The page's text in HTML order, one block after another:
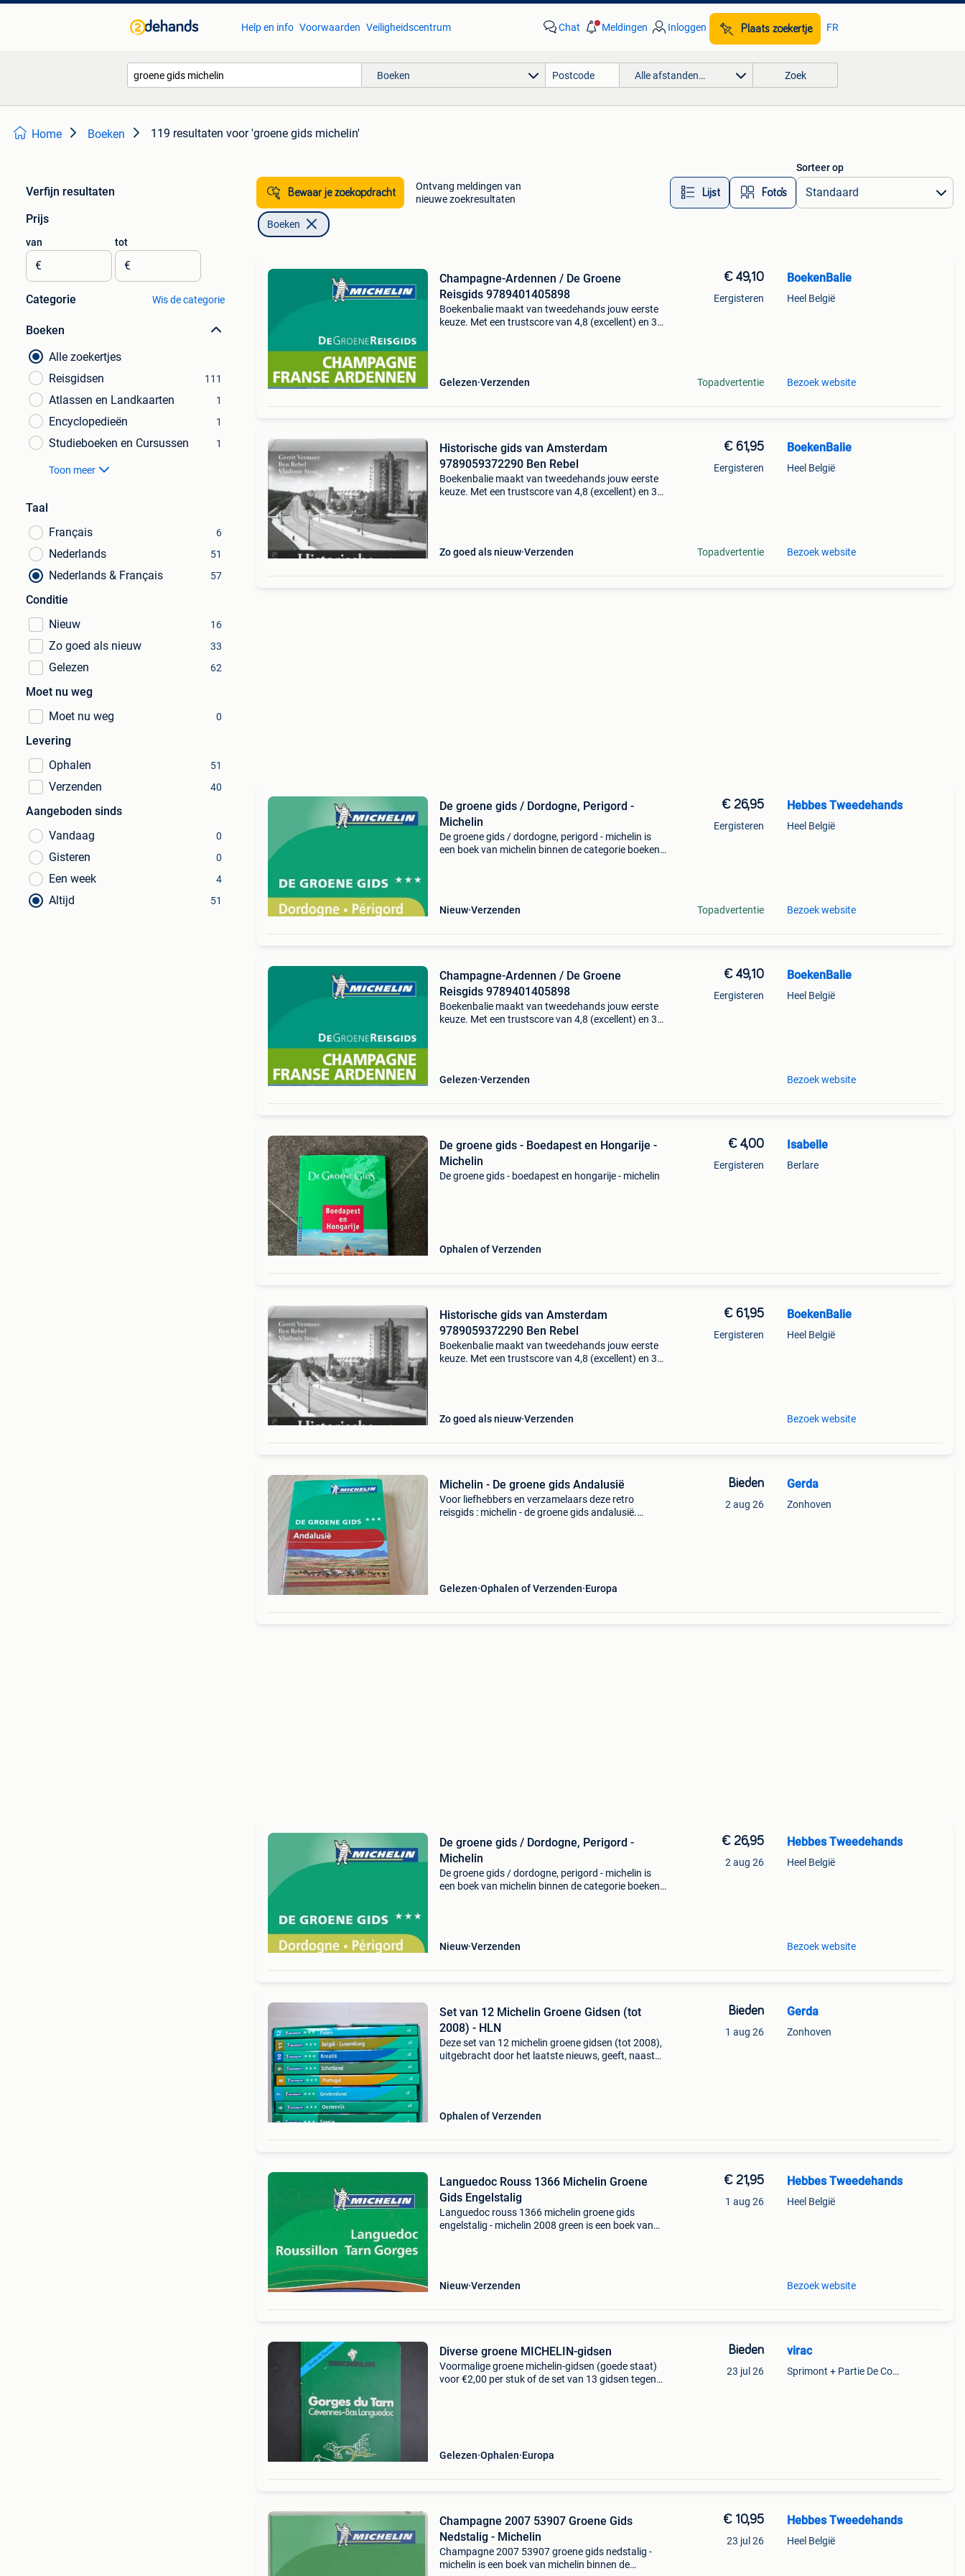
Help en info Voorwaarden Veiligheidscentrum Chat Meldingen Inloggen Plaats zoekertje FR
Boeken Alle afstanden… Zoek
Home Boeken 119 resultaten voor 'groene gids michelin'
Verfijn resultaten
Prijs
van
€
tot
€
Categorie Wis de categorie
Boeken
Alle zoekertjes
Reisgidsen
111
Atlassen en Landkaarten 1
Encyclopedieën 1
Studieboeken en Cursussen 1
Toon meer
Taal
Français
6
Nederlands 51
Nederlands & Français 57
Conditie
Nieuw
16
Zo goed als nieuw 33
Gelezen 62
Moet nu weg
Moet nu weg
0
Levering
Ophalen
51
Verzenden 40
Aangeboden sinds
Vandaag
0
Gisteren 0
Een week 4
Altijd 51
Bewaar je zoekopdracht
Ontvang meldingen van
nieuwe zoekresultaten
Lijst Foto’s
Sorteer op
Boeken
Champagne-Ardennen / De Groene
Reisgids 9789401405898
Boekenbalie maakt van tweedehands jouw eerste
keuze. Met een trustscore van 4,8 (excellent) en 30
Gelezen Verzenden
€ 49,10
Eergisteren
Topadvertentie
BoekenBalie
Heel België
Bezoek website
Historische gids van Amsterdam
9789059372290 Ben Rebel
Boekenbalie maakt van tweedehands jouw eerste
keuze. Met een trustscore van 4,8 (excellent) en 30
Zo goed als nieuw Verzenden
€ 61,95
Eergisteren
Topadvertentie
BoekenBalie
Heel België
Bezoek website
De groene gids / Dordogne, Perigord -
Michelin
De groene gids / dordogne, perigord - michelin is
een boek van michelin binnen de categorie boeken >
Nieuw Verzenden
€ 26,95
Eergisteren
Topadvertentie
Hebbes Tweedehands
Heel België
Bezoek website
Champagne-Ardennen / De Groene
Reisgids 9789401405898
Boekenbalie maakt van tweedehands jouw eerste
keuze. Met een trustscore van 4,8 (excellent) en 30
Gelezen Verzenden
€ 49,10
Eergisteren
BoekenBalie
Heel België
Bezoek website
De groene gids - Boedapest en Hongarije -
Michelin
De groene gids - boedapest en hongarije - michelin
Ophalen of Verzenden
€ 4,00
Eergisteren
Isabelle
Berlare
Historische gids van Amsterdam
9789059372290 Ben Rebel
Boekenbalie maakt van tweedehands jouw eerste
keuze. Met een trustscore van 4,8 (excellent) en 30
Zo goed als nieuw Verzenden
€ 61,95
Eergisteren
BoekenBalie
Heel België
Bezoek website
Michelin - De groene gids Andalusië
Voor liefhebbers en verzamelaars deze retro
reisgids : michelin - de groene gids andalusië.
Gelezen Ophalen of Verzenden Europa
Bieden
2 aug 26
Gerda
Zonhoven
De groene gids / Dordogne, Perigord -
Michelin
De groene gids / dordogne, perigord - michelin is
een boek van michelin binnen de categorie boeken >
Nieuw Verzenden
€ 26,95
2 aug 26
Hebbes Tweedehands
Heel België
Bezoek website
Set van 12 Michelin Groene Gidsen (tot
2008) - HLN
Deze set van 12 michelin groene gidsen (tot 2008),
uitgebracht door het laatste nieuws, geeft, naast
Ophalen of Verzenden
Bieden
1 aug 26
Gerda
Zonhoven
Languedoc Rouss 1366 Michelin Groene
Gids Engelstalig
Languedoc rouss 1366 michelin groene gids
engelstalig - michelin 2008 green is een boek van
Nieuw Verzenden
€ 21,95
1 aug 26
Hebbes Tweedehands
Heel België
Bezoek website
Diverse groene MICHELIN-gidsen
Voormalige groene michelin-gidsen (goede staat)
voor €2,00 per stuk of de set van 13 gidsen tegen
Gelezen Ophalen Europa
Bieden
23 jul 26
virac
Sprimont + Partie De Comblain-Au-Pont
Champagne 2007 53907 Groene Gids
Nedstalig - Michelin
Champagne 2007 53907 groene gids nedstalig -
michelin is een boek van michelin binnen de
€ 10,95
23 jul 26
Hebbes Tweedehands
Heel België